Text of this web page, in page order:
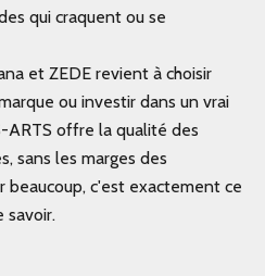
qui craquent ou se
et ZEDE revient à choisir
ou investir dans un vrai
ARTS offre la qualité des
sans les marges des
beaucoup, c'est exactement ce
savoir.